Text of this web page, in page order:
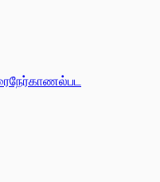
நேர்காணல்பட